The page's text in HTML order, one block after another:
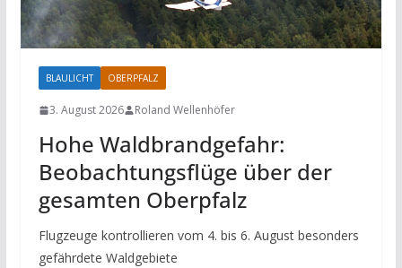
BLAULICHT OBERPFALZ
3. August 2026 Roland Wellenhöfer
Hohe Waldbrandgefahr:
Beobachtungsflüge über der
gesamten Oberpfalz
Flugzeuge kontrollieren vom 4. bis 6. August besonders
gefährdete Waldgebiete